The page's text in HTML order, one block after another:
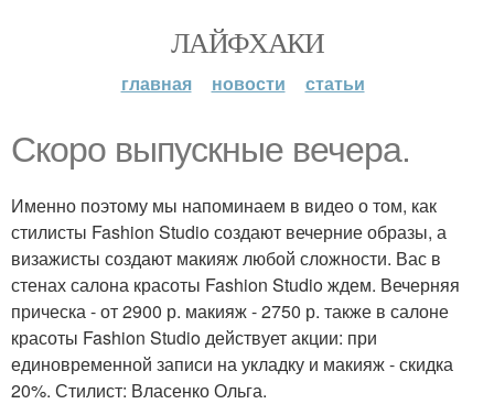
ЛАЙФХАКИ
главная новости статьи
Скоро выпускные вечера.
Именно поэтому мы напоминаем в видео о том, как
стилисты Fashion Studio создают вечерние образы, а
визажисты создают макияж любой сложности. Вас в
стенах салона красоты Fashion Studio ждем. Вечерняя
прическа - от 2900 р. макияж - 2750 р. также в салоне
красоты Fashion Studio действует акции: при
единовременной записи на укладку и макияж - скидка
20%. Стилист: Власенко Ольга.